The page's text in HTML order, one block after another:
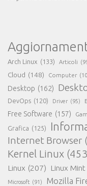
Arch Linux (133) Articoli
Cloud (148) Computer
Desktop (162)
DevOps (120) Driver (95)
Free Software (157)
Grafica (125)
Internet Browser
Kernel Linux
Linux (207) Linux Mint
Microsoft (91) Mozilla